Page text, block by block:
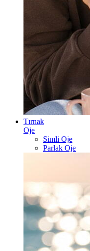
Tırnak
Oje
Simli Oje
Parlak Oje